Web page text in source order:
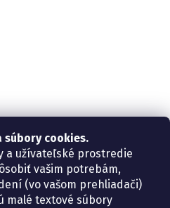
súbory cookies.
a užívateľské prostredie
vašim potrebám,
(vo vašom prehliadači)
malé textové súbory